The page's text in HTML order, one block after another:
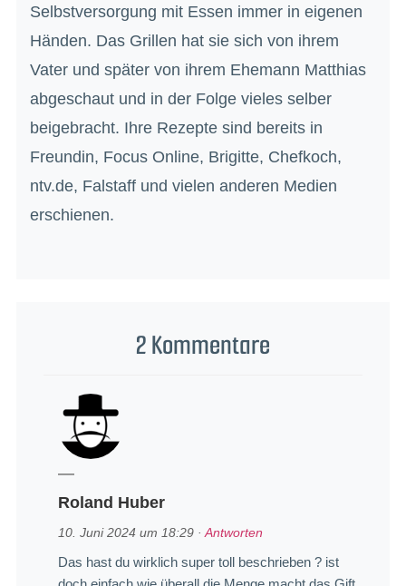
Selbstversorgung mit Essen immer in eigenen
Händen. Das Grillen hat sie sich von ihrem
Vater und später von ihrem Ehemann Matthias
abgeschaut und in der Folge vieles selber
beigebracht. Ihre Rezepte sind bereits in
Freundin, Focus Online, Brigitte, Chefkoch,
ntv.de, Falstaff und vielen anderen Medien
erschienen.
2 Kommentare
Roland Huber
10. Juni 2024 um 18:29· Antworten
Das hast du wirklich super toll beschrieben ? ist